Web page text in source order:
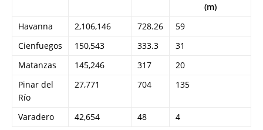
(m)
Havanna
2,106,146 728.26
59
Cienfuegos
150,543 333.3
31
Matanzas
145,246 317
20
Pinar del
Río
27,771 704 135
Varadero 42,654 48 4